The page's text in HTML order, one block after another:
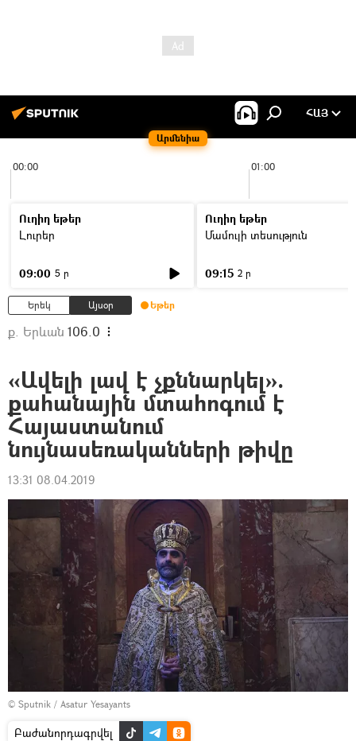
Արմենիա
ՀԱՅ
00:00 01:00
Ուղիղ եթեր
Լուրեր
09:00 5 ր
Ուղիղ եթեր
Մամուլի տեսություն
09:15 2 ր
Երեկ Այսօր Եթեր
ք. Երևան 106.0
«Ավելի լավ է չքննարկել».
քահանային մտահոգում է
Հայաստանում
նույնասեռականների թիվը
13:31 08.04.2019
© Sputnik / Asatur Yesayants
Բաժանորդագրվել